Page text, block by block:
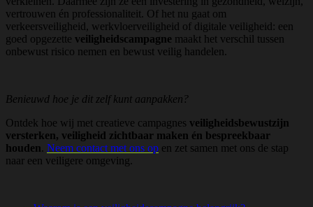
vertrouwen én professionaliteit. Of het nu gaat om
verkeersveiligheid, werkvloerveiligheid of digitale veiligheid: een
goed opgezette veiligheidscampagne maakt het verschil tussen
onbewust risico nemen en bewust veilig handelen.
Benieuwd hoe je dit zelf kunt aanpakken?
Ontdek hoe wij met creatieve campagnes veiligheidsbewustzijn
versterken, veiligheid zichtbaar maken én bespreekbaar
houden. Neem contact met ons op en zet samen met ons de stap
naar een veiligere omgeving.